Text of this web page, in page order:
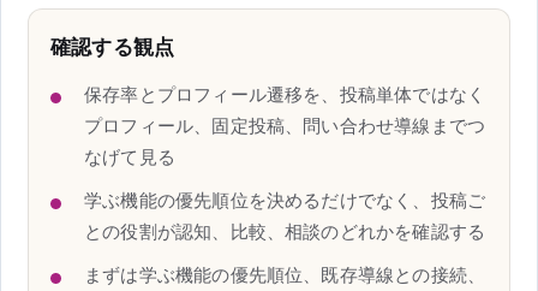
確認する観点
保存率とプロフィール遷移を、投稿単体ではなく
プロフィール、固定投稿、問い合わせ導線までつ
なげて見る
学ぶ機能の優先順位を決めるだけでなく、投稿ご
との役割が認知、比較、相談のどれかを確認する
まずは学ぶ機能の優先順位、既存導線との接続、